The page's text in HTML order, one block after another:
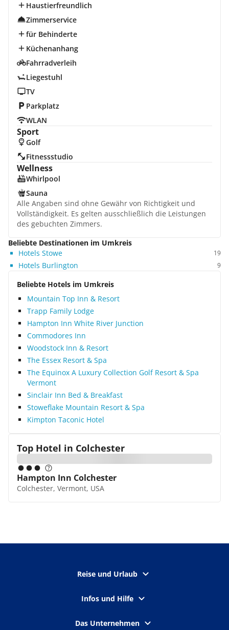
Haustierfreundlich
Zimmerservice
für Behinderte
Küchenanhang
Fahrradverleih
Liegestuhl
TV
Parkplatz
WLAN
Sport
Golf
Fitnessstudio
Wellness
Whirlpool
Sauna
Alle Angaben sind ohne Gewähr von Richtigkeit und
Vollständigkeit. Es gelten ausschließlich die Leistungen
des gebuchten Zimmers.
Beliebte Destinationen im Umkreis
Hotels Stowe
19
Hotels Burlington 9
Beliebte Hotels im Umkreis
Mountain Top Inn & Resort
Trapp Family Lodge
Hampton Inn White River Junction
Commodores Inn
Woodstock Inn & Resort
The Essex Resort & Spa
The Equinox A Luxury Collection Golf Resort & Spa
Vermont
Sinclair Inn Bed & Breakfast
Stoweflake Mountain Resort & Spa
Kimpton Taconic Hotel
Top Hotel in Colchester
Hampton Inn Colchester
Colchester, Vermont, USA
Reise und Urlaub
Infos und Hilfe
Das Unternehmen